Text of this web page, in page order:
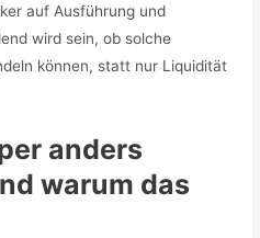
auf Ausführung und
wird sein, ob solche
können, statt nur Liquidität
anders
warum das